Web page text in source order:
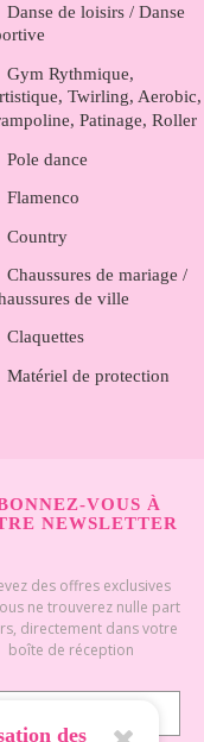
Danse de loisirs / Danse
Gym Rythmique,
Twirling, Aerobic,
Patinage, Roller
Pole dance
Flamenco
Country
Chaussures de mariage /
de ville
Claquettes
Matériel de protection
VOUS À
NEWSLETTER
des offres exclusives
ne trouverez nulle part
directement dans votre
boîte de réception
des